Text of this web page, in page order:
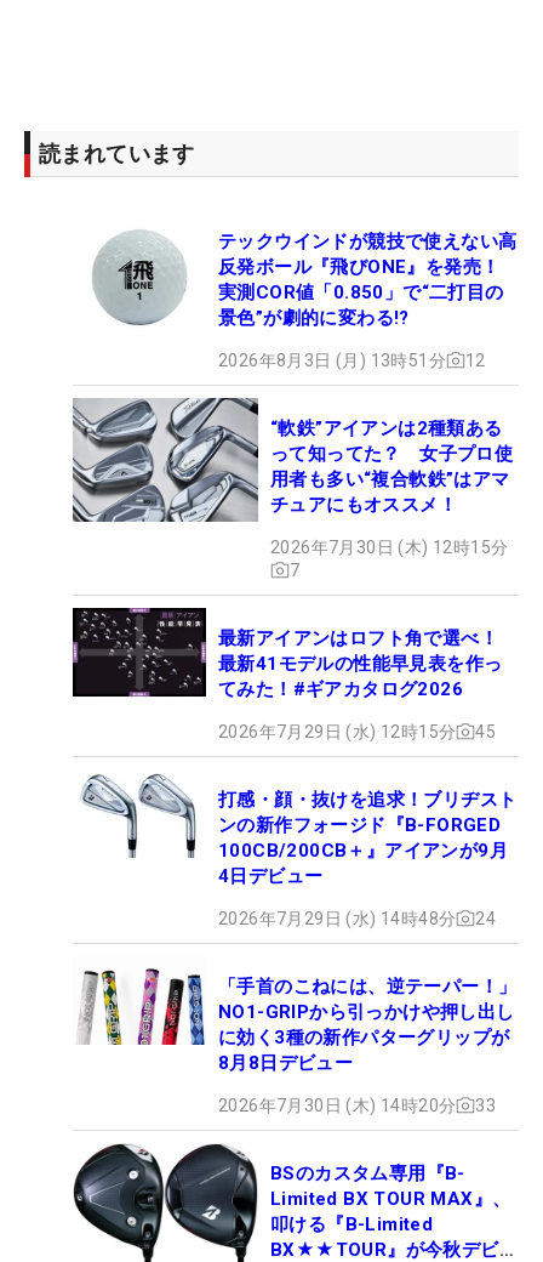
読まれています
テックウインドが競技で使えない高
反発ボール『飛びONE』を発売！
実測COR値「0.850」で“二打目の
景色”が劇的に変わる!?
2026年8月3日 (月) 13時51分 12
“軟鉄”アイアンは2種類ある
って知ってた？ 女子プロ使
用者も多い“複合軟鉄”はアマ
チュアにもオススメ！
2026年7月30日 (木) 12時15分
7
最新アイアンはロフト角で選べ！
最新41モデルの性能早見表を作っ
てみた！#ギアカタログ2026
2026年7月29日 (水) 12時15分 45
打感・顔・抜けを追求！ブリヂスト
ンの新作フォージド『B-FORGED
100CB/200CB＋』アイアンが9月
4日デビュー
2026年7月29日 (水) 14時48分 24
「手首のこねには、逆テーパー！」
NO1-GRIPから引っかけや押し出し
に効く3種の新作パターグリップが
8月8日デビュー
2026年7月30日 (木) 14時20分 33
BSのカスタム専用『B-
Limited BX TOUR MAX』、
叩ける『B-Limited
BX★★TOUR』が今秋デビュ